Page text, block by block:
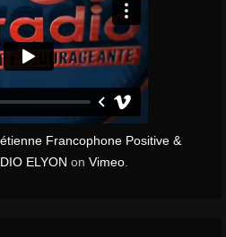
Francophone Positive &
ELYON onVimeo